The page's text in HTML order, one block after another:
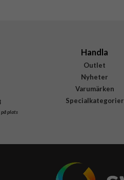
plats
Handla
Outlet
Nyheter
Varumärken
Specialkategorier